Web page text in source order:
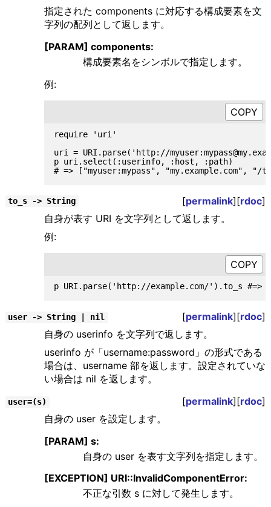
指定された components に対応する構成要素を文
字列の配列として返します。
[PARAM] components:
構成要素名をシンボルで指定します。
例:
require 'uri'
uri = URI.parse('http://
p uri.select(:userinfo, :host, :path)
to_s -> String [permalink][rdoc]
自身が表す URI を文字列として返します。
例:
user -> String | nil [permalink][rdoc]
自身の userinfo を文字列で返します。
userinfo が「username:password」の形式である
場合は、username 部を返します。設定されていな
い場合は nil を返します。
user=(s) [permalink][rdoc]
自身の user を設定します。
[PARAM] s:
自身の user を表す文字列を指定します。
[EXCEPTION] URI::InvalidComponentError:
不正な引数 s に対して発生します。